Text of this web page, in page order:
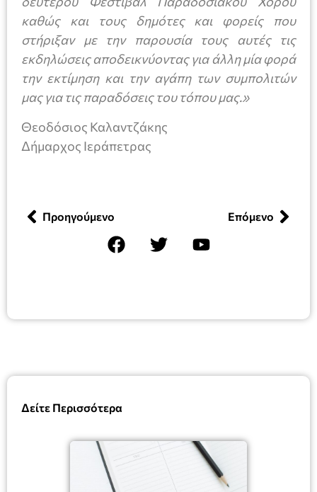
Δείτε Περισσότερα
καθώς και τους δημότες και φορείς που
στήριξαν με την παρουσία τους αυτές τις
εκδηλώσεις αποδεικνύοντας για άλλη μία φορά
την εκτίμηση και την αγάπη των συμπολιτών
μας για τις παραδόσεις του τόπου μας.»
Θεοδόσιος Καλαντζάκης
Δήμαρχος Ιεράπετρας
Προηγούμενο Επόμενο